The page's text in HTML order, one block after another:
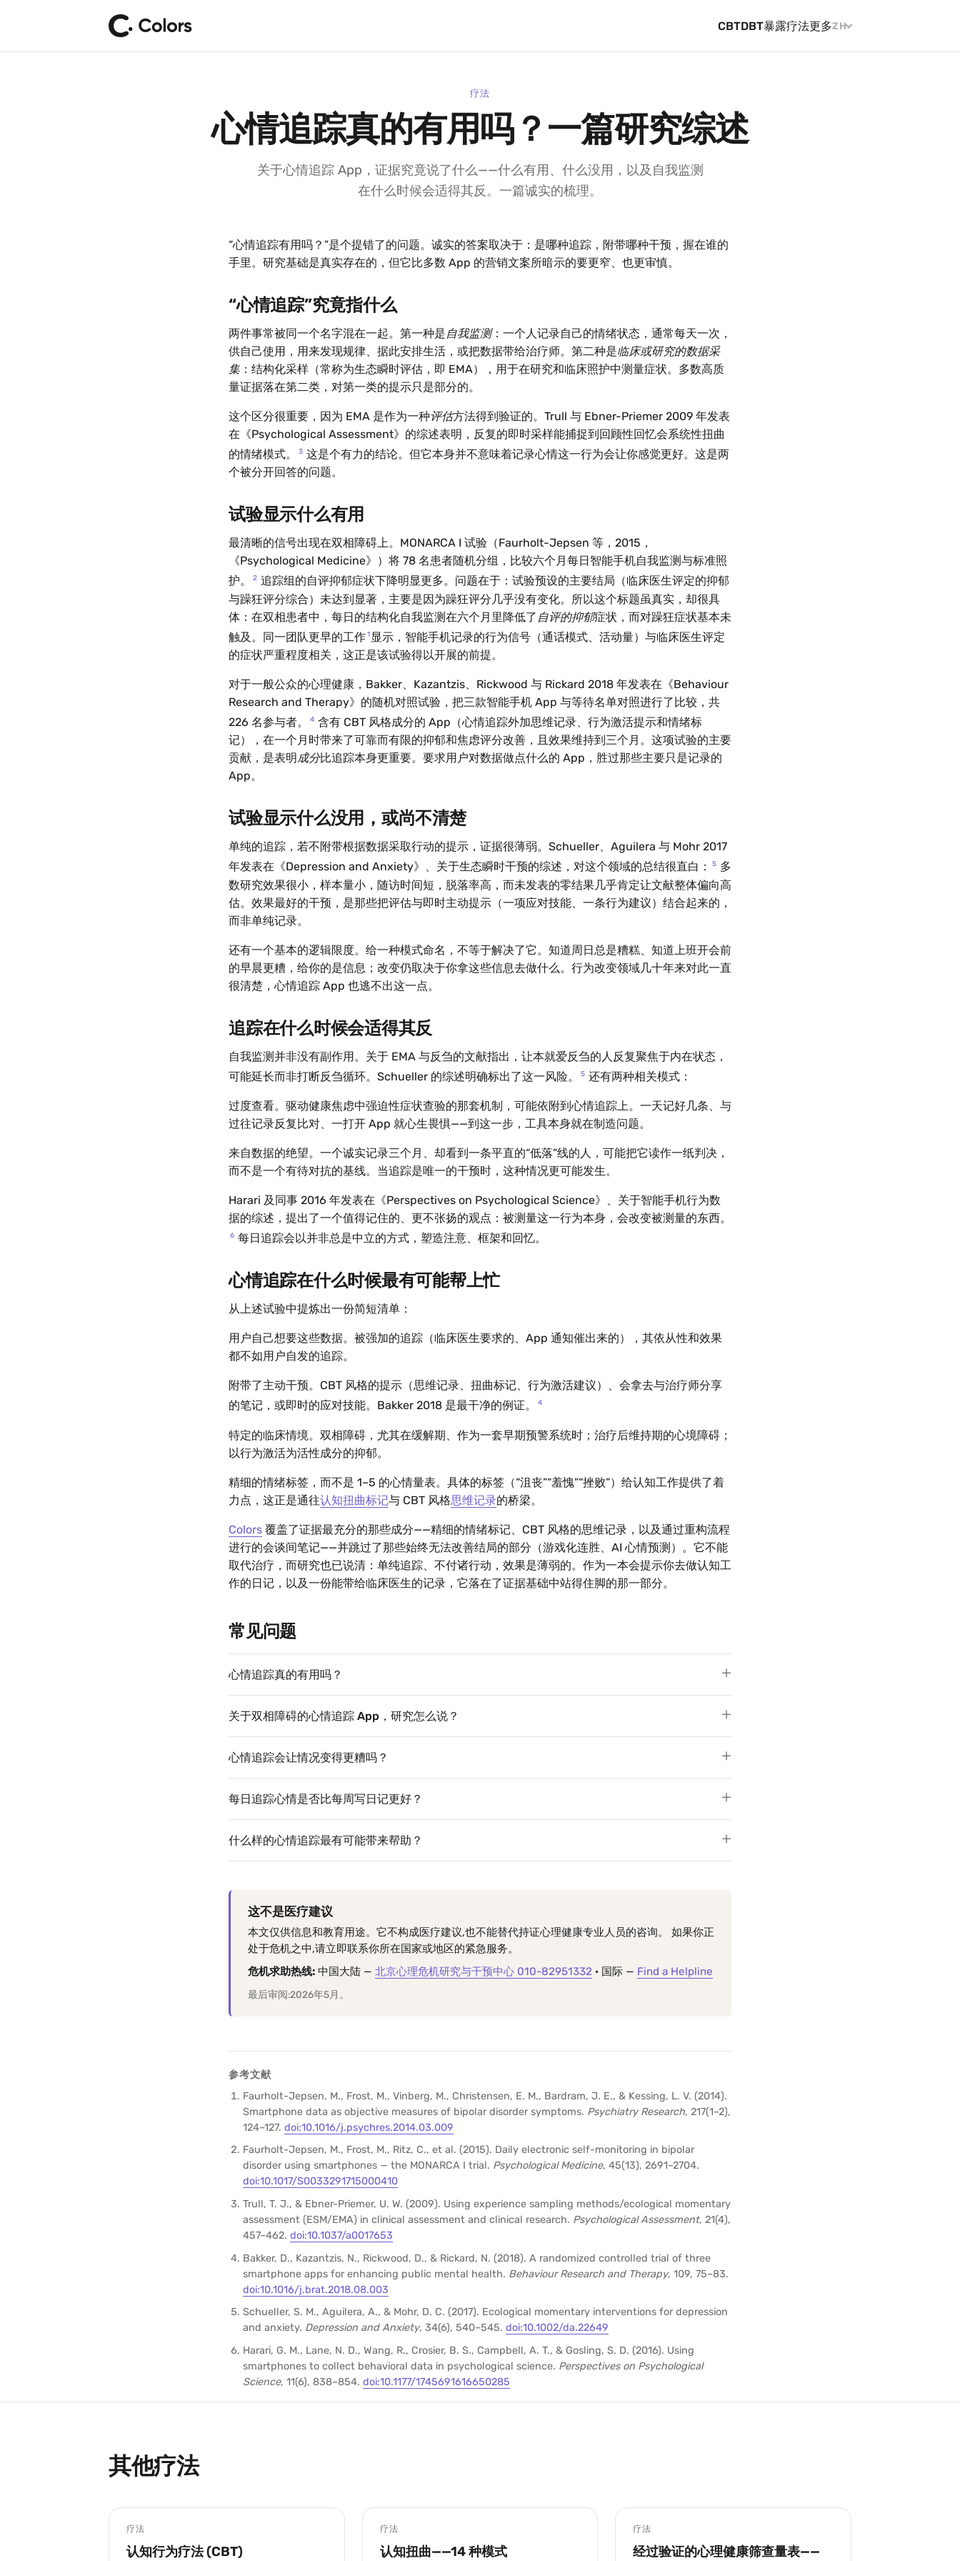
CBTDBT暴露疗法更多ZH
疗法
心情追踪真的有用吗？一篇研究综述
关于心情追踪 App，证据究竟说了什么——什么有用、什么没用，以及自我监测
在什么时候会适得其反。一篇诚实的梳理。
“心情追踪有用吗？”是个提错了的问题。诚实的答案取决于：是哪种追踪，附带哪种干预，握在谁的
手里。研究基础是真实存在的，但它比多数 App 的营销文案所暗示的要更窄、也更审慎。
“心情追踪”究竟指什么
两件事常被同一个名字混在一起。第一种是自我监测：一个人记录自己的情绪状态，通常每天一次，
供自己使用，用来发现规律、据此安排生活，或把数据带给治疗师。第二种是临床或研究的数据采
集 ：结构化采样（常称为生态瞬时评估，即 EMA），用于在研究和临床照护中测量症状。多数高质
量证据落在第二类，对第一类的提示只是部分的。
这个区分很重要，因为 EMA 是作为一种评估方法得到验证的。Trull 与 Ebner-Priemer 2009 年发表
在《Psychological Assessment》的综述表明，反复的即时采样能捕捉到回顾性回忆会系统性扭曲
的情绪模式。
3 这是个有力的结论。但它本身并不意味着记录心情这一行为会让你感觉更好。这是两
个被分开回答的问题。
试验显示什么有用
最清晰的信号出现在双相障碍上。MONARCA I 试验（Faurholt-Jepsen 等，2015，
《Psychological Medicine》）将 78 名患者随机分组，比较六个月每日智能手机自我监测与标准照
护。
2 追踪组的自评抑郁症状下降明显更多。问题在于：试验预设的主要结局（临床医生评定的抑郁
与躁狂评分综合）未达到显著，主要是因为躁狂评分几乎没有变化。所以这个标题虽真实，却很具
体：在双相患者中，每日的结构化自我监测在六个月里降低了 自评的抑郁症状，而对躁狂症状基本未
触及。同一团队更早的工作1 显示，智能手机记录的行为信号（通话模式、活动量）与临床医生评定
的症状严重程度相关，这正是该试验得以开展的前提。
对于一般公众的心理健康，Bakker、Kazantzis、Rickwood 与 Rickard 2018 年发表在《Behaviour
Research and Therapy》的随机对照试验，把三款智能手机 App 与等待名单对照进行了比较，共
226 名参与者。
4 含有 CBT 风格成分的 App（心情追踪外加思维记录、行为激活提示和情绪标
记），在一个月时带来了可靠而有限的抑郁和焦虑评分改善，且效果维持到三个月。这项试验的主要
贡献，是表明成分比追踪本身更重要。要求用户对数据做点什么的 App，胜过那些主要只是记录的
App。
试验显示什么没用，或尚不清楚
单纯的追踪，若不附带根据数据采取行动的提示，证据很薄弱。Schueller、Aguilera 与 Mohr 2017
年发表在《Depression and Anxiety》、关于生态瞬时干预的综述，对这个领域的总结很直白：
5 多
数研究效果很小，样本量小，随访时间短，脱落率高，而未发表的零结果几乎肯定让文献整体偏向高
估。效果最好的干预，是那些把评估与即时主动提示（一项应对技能、一条行为建议）结合起来的，
而非单纯记录。
还有一个基本的逻辑限度。给一种模式命名，不等于解决了它。知道周日总是糟糕、知道上班开会前
的早晨更糟，给你的是信息；改变仍取决于你拿这些信息去做什么。行为改变领域几十年来对此一直
很清楚，心情追踪 App 也逃不出这一点。
追踪在什么时候会适得其反
自我监测并非没有副作用。关于 EMA 与反刍的文献指出，让本就爱反刍的人反复聚焦于内在状态，
可能延长而非打断反刍循环。Schueller 的综述明确标出了这一风险。
5 还有两种相关模式：
过度查看。驱动健康焦虑中强迫性症状查验的那套机制，可能依附到心情追踪上。一天记好几条、与
过往记录反复比对、一打开 App 就心生畏惧——到这一步，工具本身就在制造问题。
来自数据的绝望。一个诚实记录三个月、却看到一条平直的“低落”线的人，可能把它读作一纸判决，
而不是一个有待对抗的基线。当追踪是唯一的干预时，这种情况更可能发生。
Harari 及同事 2016 年发表在《Perspectives on Psychological Science》、关于智能手机行为数
据的综述，提出了一个值得记住的、更不张扬的观点：被测量这一行为本身，会改变被测量的东西。
6 每日追踪会以并非总是中立的方式，塑造注意、框架和回忆。
心情追踪在什么时候最有可能帮上忙
从上述试验中提炼出一份简短清单：
用户自己想要这些数据。被强加的追踪（临床医生要求的、App 通知催出来的），其依从性和效果
都不如用户自发的追踪。
附带了主动干预。CBT 风格的提示（思维记录、扭曲标记、行为激活建议）、会拿去与治疗师分享
的笔记，或即时的应对技能。Bakker 2018 是最干净的例证。
4
特定的临床情境。双相障碍，尤其在缓解期、作为一套早期预警系统时；治疗后维持期的心境障碍；
以行为激活为活性成分的抑郁。
精细的情绪标签，而不是 1–5 的心情量表。具体的标签（“沮丧”“羞愧”“挫败”）给认知工作提供了着
力点，这正是通往认知扭曲标记与 CBT 风格思维记录的桥梁。
Colors 覆盖了证据最充分的那些成分——精细的情绪标记、CBT 风格的思维记录，以及通过重构流程
进行的会谈间笔记——并跳过了那些始终无法改善结局的部分（游戏化连胜、AI 心情预测）。它不能
取代治疗，而研究也已说清：单纯追踪、不付诸行动，效果是薄弱的。作为一本会提示你去做认知工
作的日记，以及一份能带给临床医生的记录，它落在了证据基础中站得住脚的那一部分。
常见问题
心情追踪真的有用吗？
关于双相障碍的心情追踪 App，研究怎么说？
心情追踪会让情况变得更糟吗？
每日追踪心情是否比每周写日记更好？
什么样的心情追踪最有可能带来帮助？
这不是医疗建议
本文仅供信息和教育用途。它不构成医疗建议,也不能替代持证心理健康专业人员的咨询。 如果你正
处于危机之中,请立即联系你所在国家或地区的紧急服务。
危机求助热线: 中国大陆 — 北京心理危机研究与干预中心 010-82951332 · 国际 — Find a Helpline
最后审阅:2026年5月。
参考文献
Faurholt-Jepsen, M., Frost, M., Vinberg, M., Christensen, E. M., Bardram, J. E., & Kessing, L. V. (2014).
Smartphone data as objective measures of bipolar disorder symptoms. Psychiatry Research, 217(1–2),
124–127. doi:10.1016/j.psychres.2014.03.009
Faurholt-Jepsen, M., Frost, M., Ritz, C., et al. (2015). Daily electronic self-monitoring in bipolar
disorder using smartphones — the MONARCA I trial. Psychological Medicine, 45(13), 2691–2704.
doi:10.1017/S0033291715000410
Trull, T. J., & Ebner-Priemer, U. W. (2009). Using experience sampling methods/ecological momentary
assessment (ESM/EMA) in clinical assessment and clinical research. Psychological Assessment, 21(4),
457–462. doi:10.1037/a0017653
Bakker, D., Kazantzis, N., Rickwood, D., & Rickard, N. (2018). A randomized controlled trial of three
smartphone apps for enhancing public mental health. Behaviour Research and Therapy, 109, 75–83.
doi:10.1016/j.brat.2018.08.003
Schueller, S. M., Aguilera, A., & Mohr, D. C. (2017). Ecological momentary interventions for depression
and anxiety. Depression and Anxiety, 34(6), 540–545. doi:10.1002/da.22649
Harari, G. M., Lane, N. D., Wang, R., Crosier, B. S., Campbell, A. T., & Gosling, S. D. (2016). Using
smartphones to collect behavioral data in psychological science. Perspectives on Psychological
Science, 11(6), 838–854. doi:10.1177/1745691616650285
其他疗法
疗法
认知行为疗法 (CBT)
疗法
认知扭曲——14 种模式
疗法
经过验证的心理健康筛查量表——